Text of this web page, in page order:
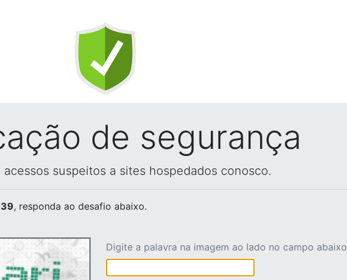
de segurança
suspeitos a sites hospedados conosco.
, responda ao desafio abaixo.
Digite a palavra na imagem ao lado no campo abaixo